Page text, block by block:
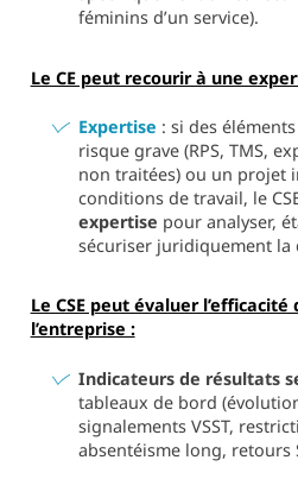
féminins d’un service).
Le CE peut recourir à une
Expertise : si des
risque grave (RPS, TMS,
non traitées) ou un projet
conditions de travail, le
expertise pour analyser,
sécuriser juridiquement la
Le CSE peut évaluer
l’entreprise :
Indicateurs de résultats
tableaux de bord
signalements VSST,
absentéisme long, retours